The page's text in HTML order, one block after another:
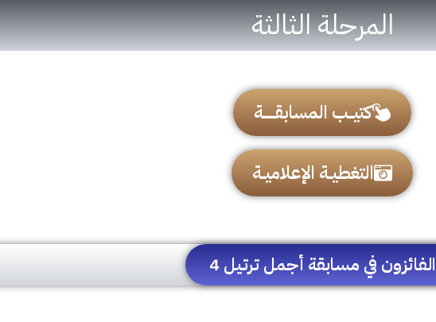
المرحلة الثالثة
كتيـــب المسابقـــــــة
التغطيــة الإعلاميــة
الفائزون في مسابقة أجمل ترتيل 4